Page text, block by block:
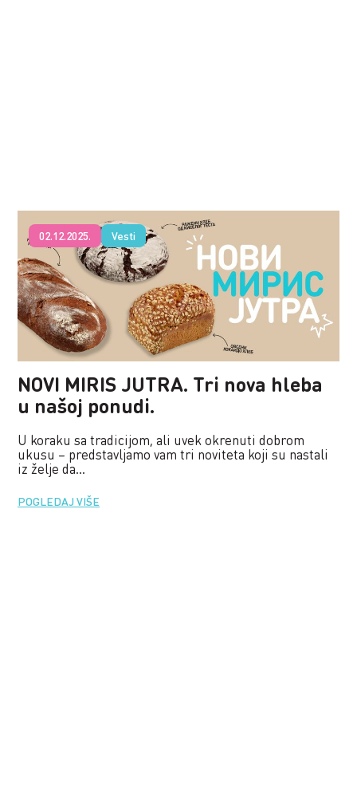
02.12.2025. Vesti
NOVI MIRIS JUTRA. Tri nova hleba
u našoj ponudi.
U koraku sa tradicijom, ali uvek okrenuti dobrom
ukusu – predstavljamo vam tri noviteta koji su nastali
iz želje da...
POGLEDAJ VIŠE